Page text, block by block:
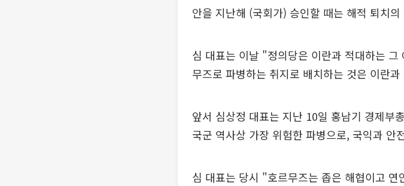
안을 지난해 (국회가) 승인할 때는 해적 퇴치
심 대표는 이날 "정의당은 이란과 적대하는
무즈로 파병하는 취지로 배치하는 것은 이란
앞서 심상정 대표는 지난 10일 홍남기 경제부
국군 역사상 가장 위험한 파병으로, 국익과
심 대표는 당시 "호르무즈는 좁은 해협이고